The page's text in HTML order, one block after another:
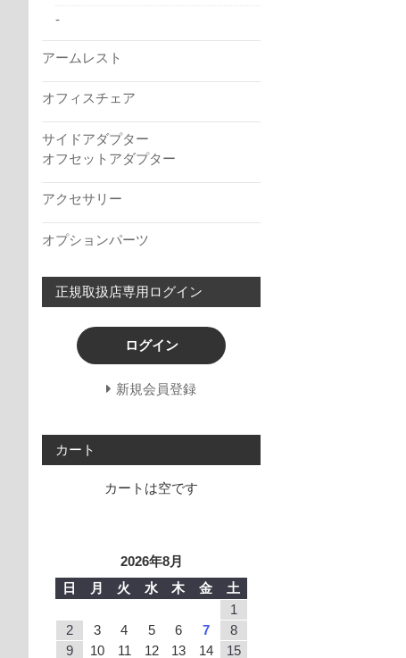
-
アームレスト
オフィスチェア
サイドアダプター
オフセットアダプター
アクセサリー
オプションパーツ
正規取扱店専用ログイン
ログイン
新規会員登録
カート
カートは空です
2026年8月
日
月 火 水 木 金
土
1
2
3 4 5 6 7
8
9
10 11 12 13 14 15